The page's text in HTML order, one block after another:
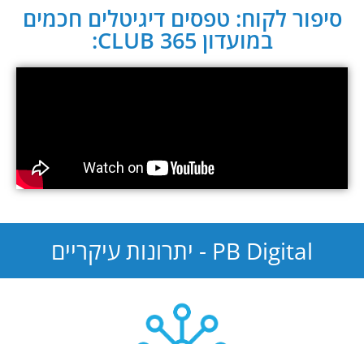
סיפור לקוח: טפסים דיגיטלים חכמים
במועדון CLUB 365:
PB Digital - יתרונות עיקריים